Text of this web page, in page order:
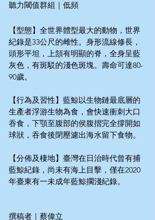
聽力閾值群組｜低頻
【型態】全世界體型最大的動物，世界
紀錄是33公尺的雌性。身形流線修長，
頭形平坦，上頷有明顯的脊，全身呈藍
灰色，有斑駁的淺色斑塊。壽命可達80-
90歲。
【行為及習性】藍鯨以生物鏈最底層的
生產者浮游生物為食，會快速衝刺大口
吞食，下顎至腹部的侯腹摺完全撐開如
球狀，吞食後閉壓濾出海水留下食物。
【分佈及棲地】臺灣在日治時代曾有捕
藍鯨紀錄，尚未有海上目擊，僅在2020
年臺東有一未成年藍鯨擱淺紀錄。
撰稿者｜蔡偉立